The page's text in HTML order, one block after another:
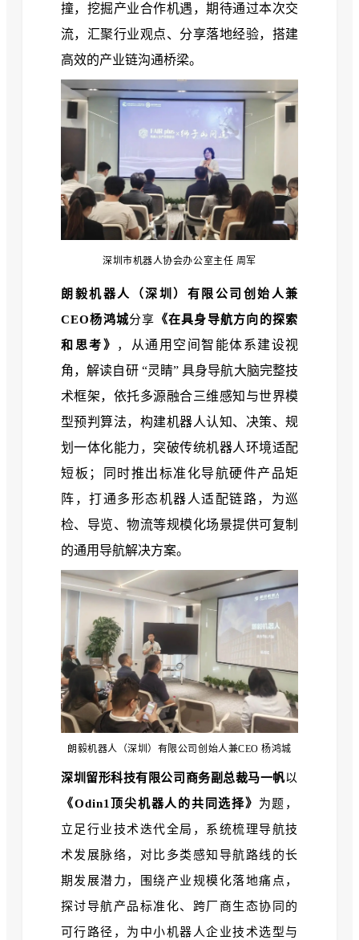
撞，挖掘产业合作机遇，期待通过本次交
流，汇聚行业观点、分享落地经验，搭建
高效的产业链沟通桥梁。
深圳市机器人协会办公室主任 周军
朗毅机器人（深圳）有限公司创始人兼
CEO杨鸿城分享 《在具身导航方向的探索
和思考》
， 从通用空间智能体系建设视
角，解读自研 “灵睛” 具身导航大脑完整技
术框架，依托多源融合三维感知与世界模
型预判算法，构建机器人认知、决策、规
划一体化能力，突破传统机器人环境适配
短板；同时推出标准化导航硬件产品矩
阵，打通多形态机器人适配链路，为巡
检、导览、物流等规模化场景提供可复制
的通用导航解决方案。
朗毅机器人（深圳）有限公司创始人兼CEO 杨鸿城
深圳留形科技有限公司商务副总裁马一帆以
《Odin1顶尖机器人的共同选择》 为题，
立足行业技术迭代全局，系统梳理导航技
术发展脉络，对比多类感知导航路线的长
期发展潜力，围绕产业规模化落地痛点，
探讨导航产品标准化、跨厂商生态协同的
可行路径，为中小机器人企业技术选型与